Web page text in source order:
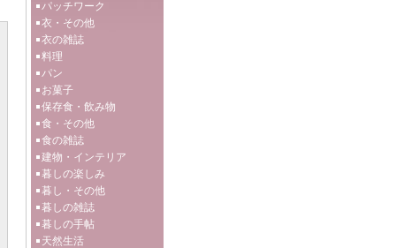
パッチワーク
衣・その他
衣の雑誌
料理
パン
お菓子
保存食・飲み物
食・その他
食の雑誌
建物・インテリア
暮しの楽しみ
暮し・その他
暮しの雑誌
暮しの手帖
天然生活